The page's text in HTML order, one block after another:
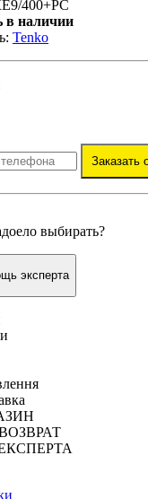
400+PC
в наличии
Tenko
Заказать
выбирать?
эксперта